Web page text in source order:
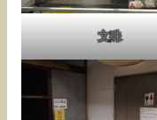
文殊